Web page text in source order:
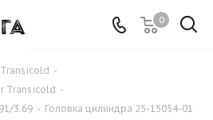
0
-
Transicold -
3.69 - Головка цилиндра 25-15054-01